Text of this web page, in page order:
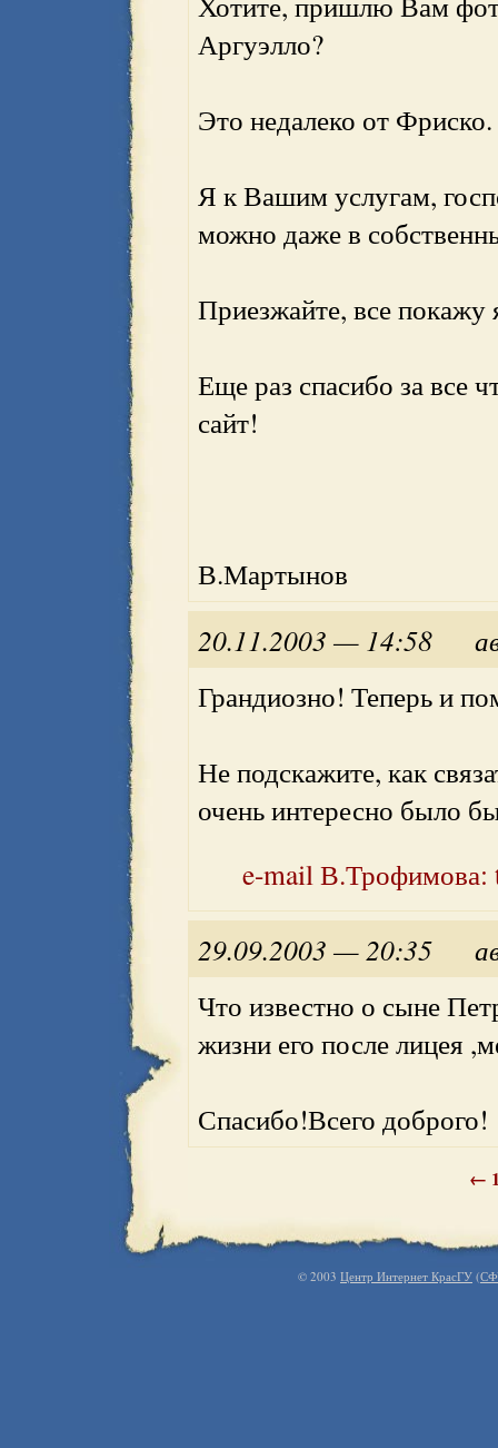
Аргуэлло?
Это недалеко от Фриско.
Я к Вашим услугам,
можно даже в
Приезжайте, все покажу
Еще раз спасибо за все
сайт!
В.Мартынов
20.11.2003 — 14:58
Грандиозно! Теперь и
Не подскажите, как
очень интересно было
e-mail В.Трофимова:
29.09.2003 — 20:35
Что известно о сыне
жизни его после лицея
Спасибо!Всего доброго!
←
© 2003 Центр Интернет КрасГУ (